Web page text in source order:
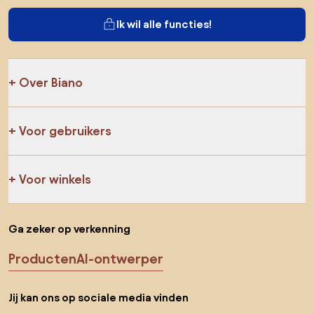
Ik wil alle functies!
Over Biano
Voor gebruikers
Voor winkels
Ga zeker op verkenning
ProductenAI-ontwerper
Jij kan ons op sociale media vinden